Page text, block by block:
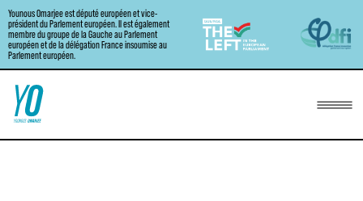
Aller
au
contenu
Younous Omarjee est député européen et vice-
président du Parlement européen. Il est également
membre du groupe de la Gauche au Parlement
européen et de la délégation France insoumise au
Parlement européen.